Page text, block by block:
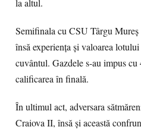
la altul.
Semifinala cu CSU Târgu
însă experiența și valoarea
cuvântul. Gazdele s-au impus
calificarea în finală.
În ultimul act, adversara
Craiova II, însă și această